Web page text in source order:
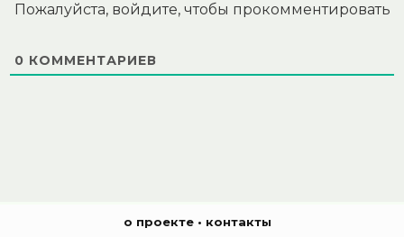
Пожалуйста, войдите, чтобы прокомментировать
0 КОММЕНТАРИЕВ
о проекте • контакты